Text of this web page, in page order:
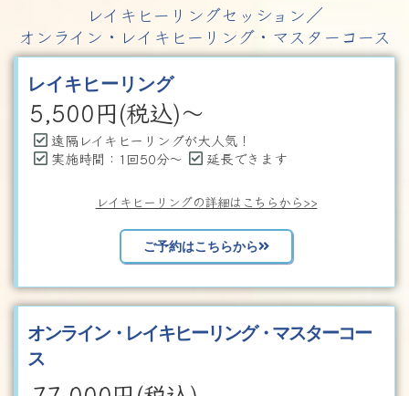
レイキヒーリングセッション／
オンライン・レイキヒーリング・マスターコース
レイキヒーリング
5,500円(税込)～
遠隔レイキヒーリングが大人気！
実施時間：1回50分～
延長できます
レイキヒーリングの詳細はこちらから>>
ご予約はこちらから
オンライン・レイキヒーリング・マスターコー
ス